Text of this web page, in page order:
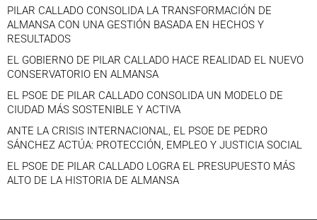
PILAR CALLADO CONSOLIDA LA TRANSFORMACIÓN DE
ALMANSA CON UNA GESTIÓN BASADA EN HECHOS Y
RESULTADOS
EL GOBIERNO DE PILAR CALLADO HACE REALIDAD EL NUEVO
CONSERVATORIO EN ALMANSA
EL PSOE DE PILAR CALLADO CONSOLIDA UN MODELO DE
CIUDAD MÁS SOSTENIBLE Y ACTIVA
ANTE LA CRISIS INTERNACIONAL, EL PSOE DE PEDRO
SÁNCHEZ ACTÚA: PROTECCIÓN, EMPLEO Y JUSTICIA SOCIAL
EL PSOE DE PILAR CALLADO LOGRA EL PRESUPUESTO MÁS
ALTO DE LA HISTORIA DE ALMANSA